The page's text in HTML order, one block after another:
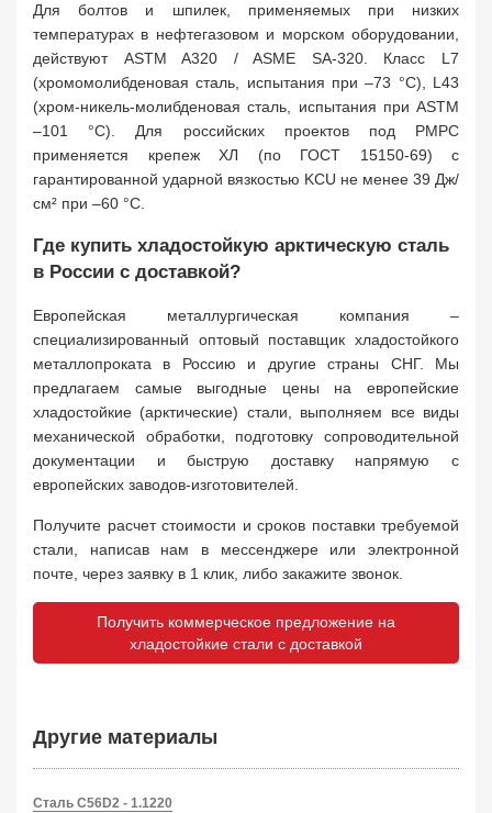
Для болтов и шпилек, применяемых при низких
температурах в нефтегазовом и морском оборудовании,
действуют ASTM A320 / ASME SA-320. Класс L7
(хромомолибденовая сталь, испытания при –73 °C), L43
(хром-никель-молибденовая сталь, испытания при ASTM
–101 °C). Для российских проектов под РМРС
применяется крепеж ХЛ (по ГОСТ 15150-69) с
гарантированной ударной вязкостью KCU не менее 39 Дж/
см² при –60 °C.
Где купить хладостойкую арктическую сталь
в России с доставкой?
Европейская металлургическая компания –
специализированный оптовый поставщик хладостойкого
металлопроката в Россию и другие страны СНГ. Мы
предлагаем самые выгодные цены на европейские
хладостойкие (арктические) стали, выполняем все виды
механической обработки, подготовку сопроводительной
документации и быструю доставку напрямую с
европейских заводов-изготовителей.
Получите расчет стоимости и сроков поставки требуемой
стали, написав нам в мессенджере или электронной
почте, через заявку в 1 клик, либо закажите звонок.
Получить коммерческое предложение на
хладостойкие стали с доставкой
Другие материалы
Сталь C56D2 - 1.1220